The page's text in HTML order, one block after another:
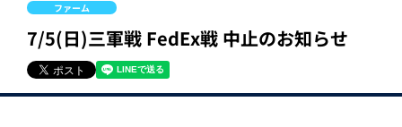
ファーム
7/5(日)三軍戦 FedEx戦 中止のお知らせ